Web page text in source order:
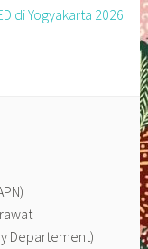
di Yogyakarta 2026
Departement)